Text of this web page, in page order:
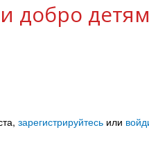
добро
зарегистрируйтесь или